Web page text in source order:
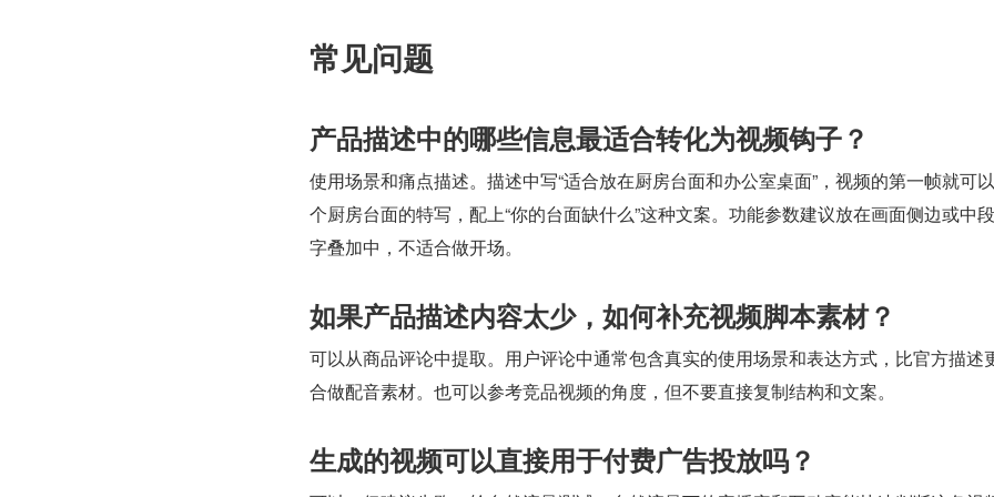
常见问题
产品描述中的哪些信息最适合转化为视频钩子？
使用场景和痛点描述。描述中写“适合放在厨房台面和办公室桌面”，视频的第一帧就可
个厨房台面的特写，配上“你的台面缺什么”这种文案。功能参数建议放在画面侧边或中
字叠加中，不适合做开场。
如果产品描述内容太少，如何补充视频脚本素材？
可以从商品评论中提取。用户评论中通常包含真实的使用场景和表达方式，比官方描述
合做配音素材。也可以参考竞品视频的角度，但不要直接复制结构和文案。
生成的视频可以直接用于付费广告投放吗？